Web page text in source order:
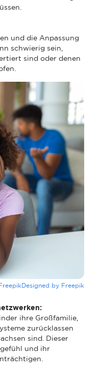
und die Anpassung
schwierig sein,
sind oder denen
FreepikDesigned by Freepik
ihre Großfamilie,
zurücklassen
sind. Dieser
und ihr